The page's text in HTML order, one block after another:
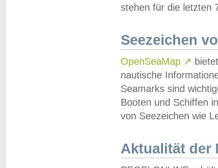
stehen für die letzten
Seezeichen
OpenSeaMap ↗
nautische
Seamarks sind
Booten und Schiffen
von Seezeichen wie
Aktualität der